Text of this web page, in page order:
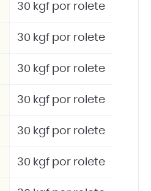
30 kgf por rolete
30 kgf por rolete
30 kgf por rolete
30 kgf por rolete
30 kgf por rolete
30 kgf por rolete